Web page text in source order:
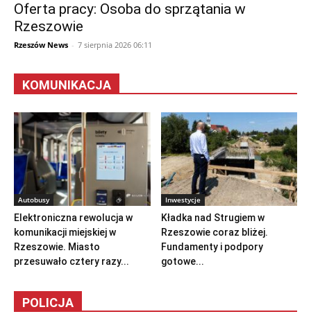
Oferta pracy: Osoba do sprzątania w
Rzeszowie
Rzeszów News - 7 sierpnia 2026 06:11
KOMUNIKACJA
Autobusy
Elektroniczna rewolucja w
komunikacji miejskiej w
Rzeszowie. Miasto
przesuwało cztery razy...
Inwestycje
Kładka nad Strugiem w
Rzeszowie coraz bliżej.
Fundamenty i podpory
gotowe...
POLICJA